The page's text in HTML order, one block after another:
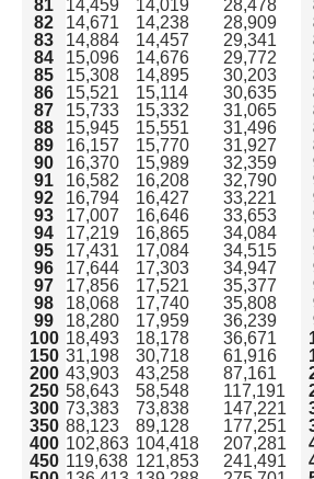
81
14,459 14,019 28,478
82
14,671 14,238 28,909
83
14,884 14,457 29,341
84
15,096 14,676 29,772
85
15,308 14,895 30,203
86
15,521 15,114 30,635
87
15,733 15,332 31,065
88
15,945 15,551 31,496
89
16,157 15,770 31,927
90
16,370 15,989 32,359
91
16,582 16,208 32,790
92
16,794 16,427 33,221
93
17,007 16,646 33,653
94
17,219 16,865 34,084
95
17,431 17,084 34,515
96
17,644 17,303 34,947
97
17,856 17,521 35,377
98
18,068 17,740 35,808
99
18,280 17,959 36,239
100 18,493 18,178 36,671
150 31,198 30,718 61,916
200 43,903 43,258 87,161
250 58,643 58,548 117,191
300 73,383 73,838 147,221
350 88,123 89,128 177,251
400 102,863 104,418 207,281
450 119,638 121,853 241,491
泉南市の水道料金一覧表
大阪市の水道料金の支払い方法は3
水道に関する引越し後の注意点
よくある質問
まとめ｜泉南市での水道手続き